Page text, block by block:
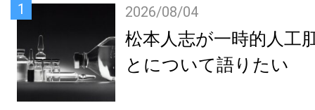
1 2026/08/04
松本人志が一時的人工
とについて語りたい